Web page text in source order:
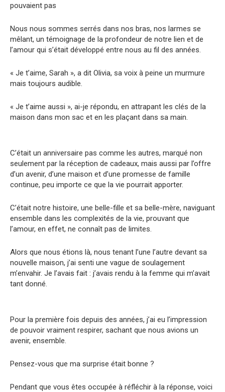
pouvaient pas
Nous nous sommes serrés dans nos bras, nos larmes se
mêlant, un témoignage de la profondeur de notre lien et de
l’amour qui s’était développé entre nous au fil des années.
« Je t’aime, Sarah », a dit Olivia, sa voix à peine un murmure
mais toujours audible.
« Je t’aime aussi », ai-je répondu, en attrapant les clés de la
maison dans mon sac et en les plaçant dans sa main.
C’était un anniversaire pas comme les autres, marqué non
seulement par la réception de cadeaux, mais aussi par l’offre
d’un avenir, d’une maison et d’une promesse de famille
continue, peu importe ce que la vie pourrait apporter.
C’était notre histoire, une belle-fille et sa belle-mère, naviguant
ensemble dans les complexités de la vie, prouvant que
l’amour, en effet, ne connaît pas de limites.
Alors que nous étions là, nous tenant l’une l’autre devant sa
nouvelle maison, j’ai senti une vague de soulagement
m’envahir. Je l’avais fait : j’avais rendu à la femme qui m’avait
tant donné.
Pour la première fois depuis des années, j’ai eu l’impression
de pouvoir vraiment respirer, sachant que nous avions un
avenir, ensemble.
Pensez-vous que ma surprise était bonne ?
Pendant que vous êtes occupée à réfléchir à la réponse, voici